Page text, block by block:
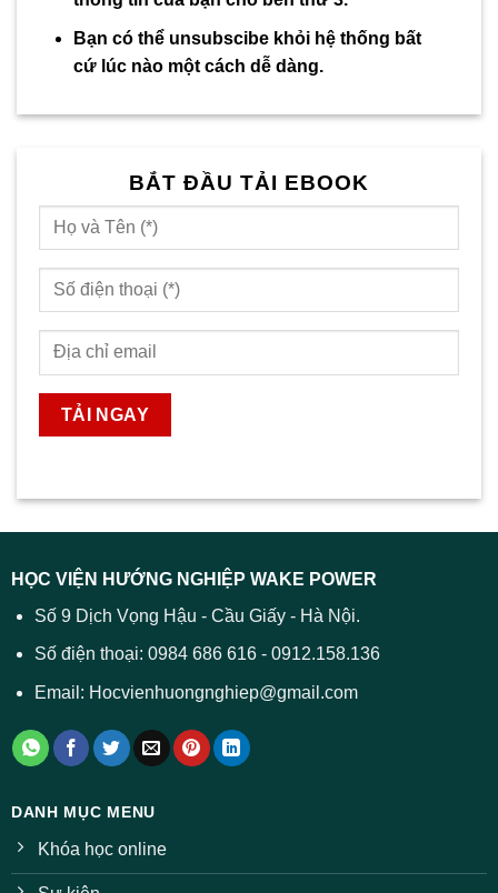
Bạn có thể unsubscibe khỏi hệ thống bất
cứ lúc nào một cách dễ dàng.
BẮT ĐẦU TẢI EBOOK
HỌC VIỆN HƯỚNG NGHIỆP WAKE POWER
Số 9 Dịch Vọng Hậu - Cầu Giấy - Hà Nội.
Số điện thoại: 0984 686 616 - 0912.158.136
Email: Hocvienhuongnghiep@gmail.com
DANH MỤC MENU
Khóa học online